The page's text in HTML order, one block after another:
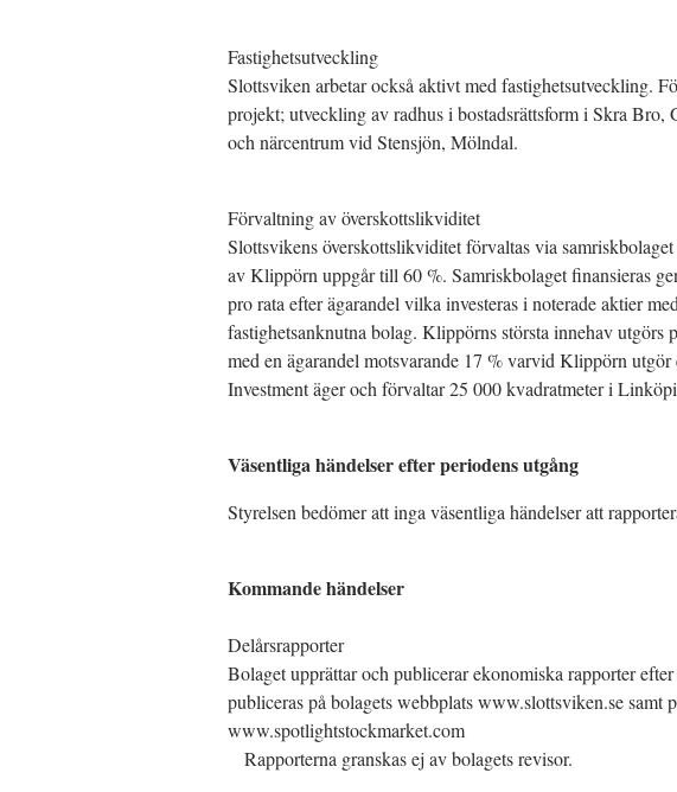
Fastighetsutveckling
Slottsviken arbetar också aktivt med fastighetsutveckling.
projekt; utveckling av radhus i bostadsrättsform i Skra Bro,
och närcentrum vid Stensjön, Mölndal.
Förvaltning av överskottslikviditet
Slottsvikens överskottslikviditet förvaltas via
av Klippörn uppgår till 60 %. Samriskbolaget finansieras
pro rata efter ägarandel vilka investeras i noterade aktier
fastighetsanknutna bolag. Klippörns största innehav utgörs
med en ägarandel motsvarande 17 % varvid Klippörn
Investment äger och förvaltar 25 000 kvadratmeter i
Väsentliga händelser efter periodens utgång
Styrelsen bedömer att inga väsentliga händelser att
Kommande händelser
Delårsrapporter
Bolaget upprättar och publicerar ekonomiska rapporter
publiceras på bolagets webbplats www.slottsviken.se samt
www.spotlightstockmarket.com
Rapporterna granskas ej av bolagets revisor.